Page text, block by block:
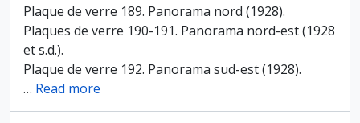
Plaque de verre 189. Panorama nord (1928).
Plaques de verre 190-191. Panorama nord-est (1928
et s.d.).
Plaque de verre 192. Panorama sud-est (1928).
… Read more